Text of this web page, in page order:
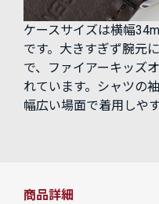
ケースサイズは横幅
です。大きすぎず腕元
で、ファイアーキッズ
れています。シャツの
幅広い場面で着用しや
商品詳細